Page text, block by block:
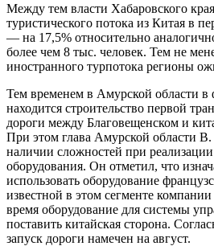
Между тем власти Хабаровского
туристического потока из Китая в
— на 17,5% относительно
более чем 8 тыс. человек. Тем не
иностранного турпотока регионы
Тем временем в Амурской области в
находится строительство первой
дороги между Благовещенском и
При этом глава Амурской области
наличии сложностей при
оборудования. Он отметил, что
использовать оборудование
известной в этом сегменте
время оборудование для системы
поставить китайская сторона.
запуск дороги намечен на август.